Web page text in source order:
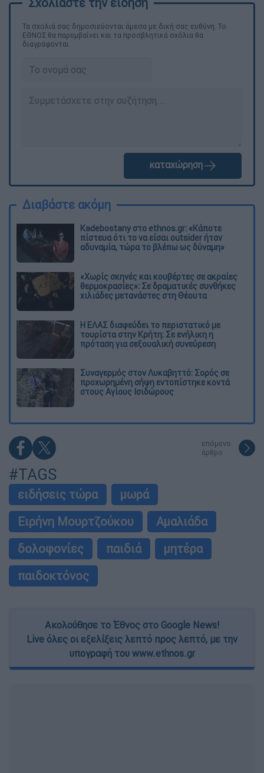
Τα σχολιά σας δημοσιεύονται άμεσα με δική σας ευθύνη. Το
ΕΘΝΟΣ θα παρεμβαίνει και τα προσβλητικά σχόλια θα
διαγράφονται
καταχώρηση
Διαβάστε ακόμη
Kadebostany στο ethnos.gr: «Κάποτε
πίστευα ότι το να είσαι outsider ήταν
αδυναμία, τώρα το βλέπω ως δύναμη»
«Χωρίς σκηνές και κουβέρτες σε ακραίες
θερμοκρασίες»: Σε δραματικές συνθήκες
χιλιάδες μετανάστες στη Θέουτα
Η ΕΛΑΣ διαψεύδει το περιστατικό με
τουρίστα στην Κρήτη: Σε ενήλικη η
πρόταση για σεξουαλική συνεύρεση
Συναγερμός στον Λυκαβηττό: Σορός σε
προχωρημένη σήψη εντοπίστηκε κοντά
στους Αγίους Ισιδώρους
επόμενο
άρθρο
#TAGS
ειδήσεις τώρα
μωρά
Ειρήνη Μουρτζούκου
Αμαλιάδα
δολοφονίες
παιδιά
μητέρα
παιδοκτόνος
Ακολούθησε το Έθνος στο Google News!
Live όλες οι εξελίξεις λεπτό προς λεπτό, με την
υπογραφή του www.ethnos.gr